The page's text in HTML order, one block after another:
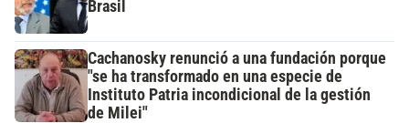
Brasil
Cachanosky renunció a una fundación porque
"se ha transformado en una especie de
Instituto Patria incondicional de la gestión
de Milei"